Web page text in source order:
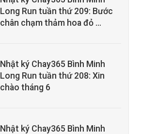
Long Run tuần thứ 209: Bước
chân chạm thảm hoa đỏ …
Nhật ký Chay365 Bình Minh
Long Run tuần thứ 208: Xin
chào tháng 6
Nhật ký Chay365 Bình Minh